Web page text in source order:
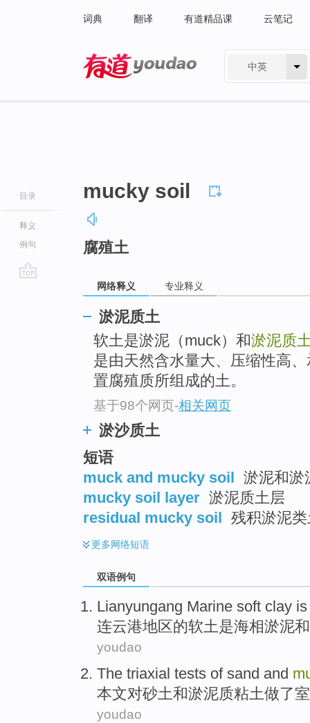
词典 翻译 有道精品课 云笔记
中英
目录
释义
例句
mucky soil
腐殖土
网络释义 专业释义
淤泥质土
软土是淤泥（muck）和淤泥质
是由天然含水量大、压缩性高
置腐殖质所组成的土。
基于98个网页-相关网页
淤沙质土
短语
muck and mucky soil 淤泥和淤
mucky soil layer 淤泥质土层
residual mucky soil 残积淤泥
更多网络短语
双语例句
Lianyungang Marine soft clay is
连云港地区的软土是海相淤泥和
youdao
The triaxial tests of sand and
本文对砂土和淤泥质粘土做了
youdao